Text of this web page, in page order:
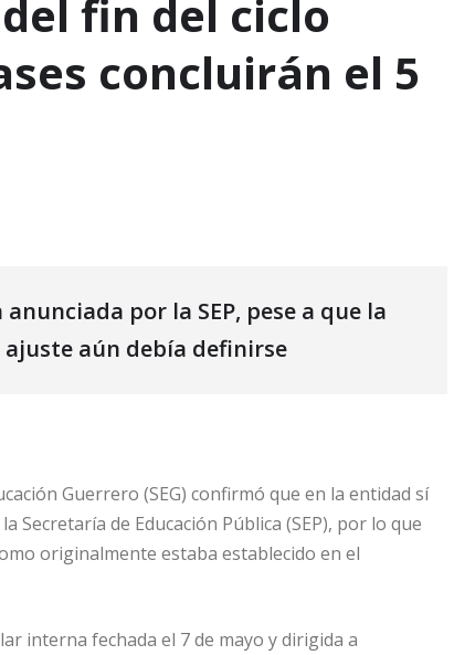
fin del ciclo
concluirán el 5
por la SEP, pese a que la
aún debía definirse
Guerrero (SEG) confirmó que en la entidad sí
Secretaría de Educación Pública (SEP), por lo que
originalmente estaba establecido en el
interna fechada el 7 de mayo y dirigida a